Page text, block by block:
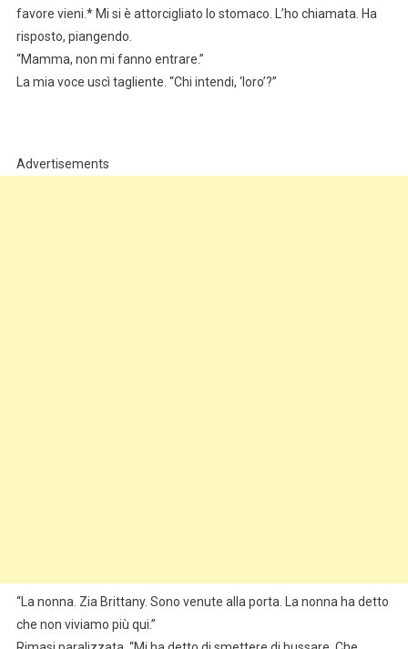
favore vieni.* Mi si è attorcigliato lo stomaco. L’ho chiamata. Ha
risposto, piangendo.
“Mamma, non mi fanno entrare.”
La mia voce uscì tagliente. “Chi intendi, ‘loro’?”
Advertisements
“La nonna. Zia Brittany. Sono venute alla porta. La nonna ha detto
che non viviamo più qui.”